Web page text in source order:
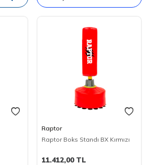
Raptor
Raptor Boks Standı BX Kırmızı
11.412,00TL